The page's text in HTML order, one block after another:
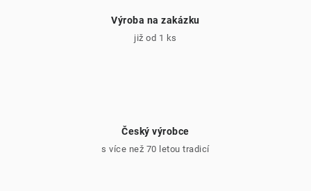
Výroba na zakázku
již od 1 ks
Český výrobce
s více než 70 letou tradicí